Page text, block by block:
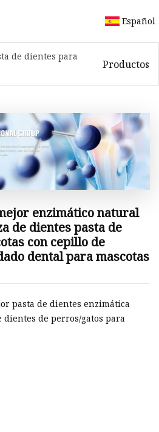
Español
de dientes para
Productos
enzimático natural
de dientes pasta de
con cepillo de
dental para mascotas
pasta de dientes enzimática
de perros/gatos para